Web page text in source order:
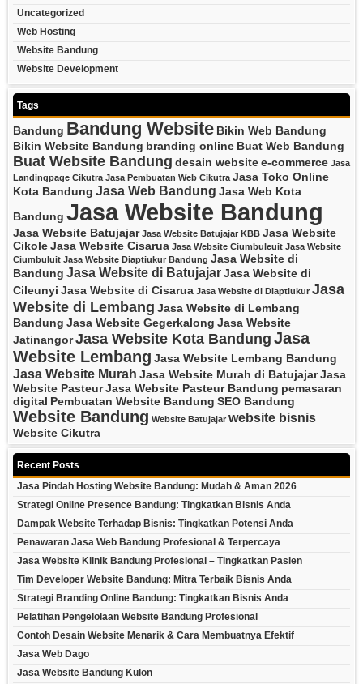
Uncategorized
Web Hosting
Website Bandung
Website Development
Tags
Bandung Bandung Website Bikin Web Bandung
Bikin Website Bandung branding online Buat Web Bandung
Buat Website Bandung desain websitee-commerce Jasa
Landingpage Cikutra Jasa Pembuatan Web Cikutra Jasa Toko Online
Kota Bandung Jasa Web Bandung Jasa Web Kota
Bandung Jasa Website Bandung
Jasa Website Batujajar Jasa Website Batujajar KBB Jasa Website
CikoleJasa Website Cisarua Jasa Website Ciumbuleuit Jasa Website
Ciumbuluit Jasa Website Diaptiukur Bandung Jasa Website di
Bandung Jasa Website di BatujajarJasa Website di
Cileunyi Jasa Website di Cisarua Jasa Website di Diaptiukur Jasa
Website di Lembang Jasa Website di Lembang
Bandung Jasa Website Gegerkalong Jasa Website
JatinangorJasa Website Kota BandungJasa
Website Lembang Jasa Website Lembang Bandung
Jasa Website Murah Jasa Website Murah di BatujajarJasa
Website PasteurJasa Website Pasteur Bandung pemasaran
digital Pembuatan Website Bandung SEO Bandung
Website Bandung Website Batujajar website bisnis
Website Cikutra
Recent Posts
Jasa Pindah Hosting Website Bandung: Mudah & Aman 2026
Strategi Online Presence Bandung: Tingkatkan Bisnis Anda
Dampak Website Terhadap Bisnis: Tingkatkan Potensi Anda
Penawaran Jasa Web Bandung Profesional & Terpercaya
Jasa Website Klinik Bandung Profesional – Tingkatkan Pasien
Tim Developer Website Bandung: Mitra Terbaik Bisnis Anda
Strategi Branding Online Bandung: Tingkatkan Bisnis Anda
Pelatihan Pengelolaan Website Bandung Profesional
Contoh Desain Website Menarik & Cara Membuatnya Efektif
Jasa Web Dago
Jasa Website Bandung Kulon